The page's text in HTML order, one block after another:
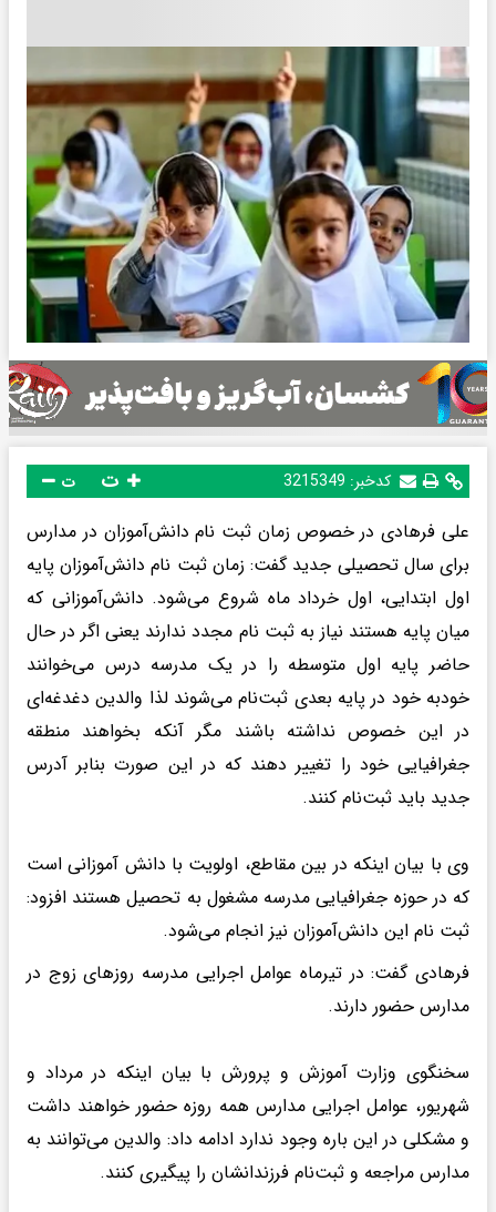
کدخبر: 3215349 ت
علی فرهادی در خصوص زمان ثبت نام دانش‌آموزان در مدارس
برای سال تحصیلی جدید گفت: زمان ثبت نام دانش‌آموزان پایه
اول ابتدایی، اول خرداد ماه شروع می‌شود. دانش‌آموزانی که
میان پایه هستند نیاز به ثبت نام مجدد ندارند یعنی اگر در حال
حاضر پایه اول متوسطه را در یک مدرسه درس می‌خوانند
خودبه خود در پایه بعدی ثبت‌نام می‌شوند لذا والدین دغدغه‌ای
در این خصوص نداشته باشند مگر آنکه بخواهند منطقه
جغرافیایی خود را تغییر دهند که در این صورت بنابر آدرس
جدید باید ثبت‌نام کنند.
وی با بیان اینکه در بین مقاطع، اولویت با دانش آموزانی است
که در حوزه جغرافیایی مدرسه مشغول به تحصیل هستند افزود:
ثبت نام این دانش‌آموزان نیز انجام می‌شود.
فرهادی گفت: در تیرماه عوامل اجرایی مدرسه روزهای زوج در
مدارس حضور دارند.
سخنگوی وزارت آموزش و پرورش با بیان اینکه در مرداد و
شهریور، عوامل اجرایی مدارس همه روزه حضور خواهند داشت
و مشکلی در این باره وجود ندارد ادامه داد: والدین می‌توانند به
مدارس مراجعه و ثبت‌نام فرزندانشان را پیگیری کنند.